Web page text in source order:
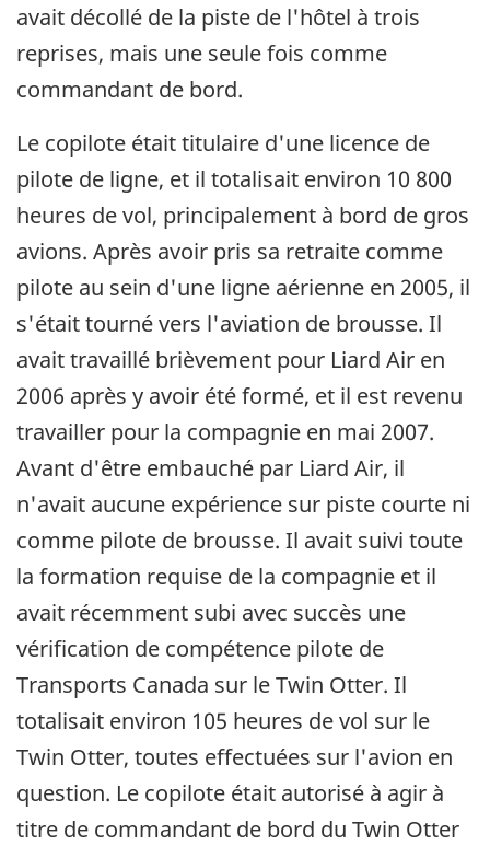
avait décollé de la piste de l'hôtel à trois
reprises, mais une seule fois comme
commandant de bord.
Le copilote était titulaire d'une licence de
pilote de ligne, et il totalisait environ 10 800
heures de vol, principalement à bord de gros
avions. Après avoir pris sa retraite comme
pilote au sein d'une ligne aérienne en 2005, il
s'était tourné vers l'aviation de brousse. Il
avait travaillé brièvement pour Liard Air en
2006 après y avoir été formé, et il est revenu
travailler pour la compagnie en mai 2007.
Avant d'être embauché par Liard Air, il
n'avait aucune expérience sur piste courte ni
comme pilote de brousse. Il avait suivi toute
la formation requise de la compagnie et il
avait récemment subi avec succès une
vérification de compétence pilote de
Transports Canada sur le Twin Otter. Il
totalisait environ 105 heures de vol sur le
Twin Otter, toutes effectuées sur l'avion en
question. Le copilote était autorisé à agir à
titre de commandant de bord du Twin Otter